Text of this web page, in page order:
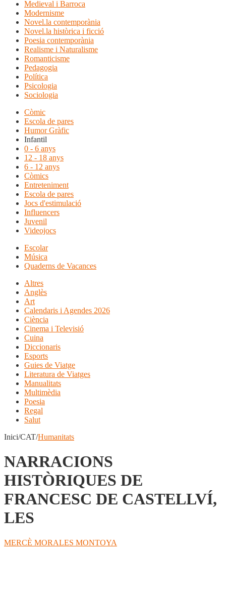
Medieval i Barroca
Modernisme
Novel.la contemporània
Novel.la històrica i ficció
Poesia contemporània
Realisme i Naturalisme
Romanticisme
Pedagogia
Política
Psicologia
Sociologia
Còmic
Escola de pares
Humor Gràfic
Infantil
0 - 6 anys
12 - 18 anys
6 - 12 anys
Còmics
Entreteniment
Escola de pares
Jocs d'estimulació
Influencers
Juvenil
Videojocs
Escolar
Música
Quaderns de Vacances
Altres
Anglès
Art
Calendaris i Agendes 2026
Ciència
Cinema i Televisió
Cuina
Diccionaris
Esports
Guies de Viatge
Literatura de Viatges
Manualitats
Multimèdia
Poesia
Regal
Salut
Inici/CAT/Humanitats
NARRACIONS
HISTÒRIQUES DE
FRANCESC DE CASTELLVÍ,
LES
MERCÈ MORALES MONTOYA